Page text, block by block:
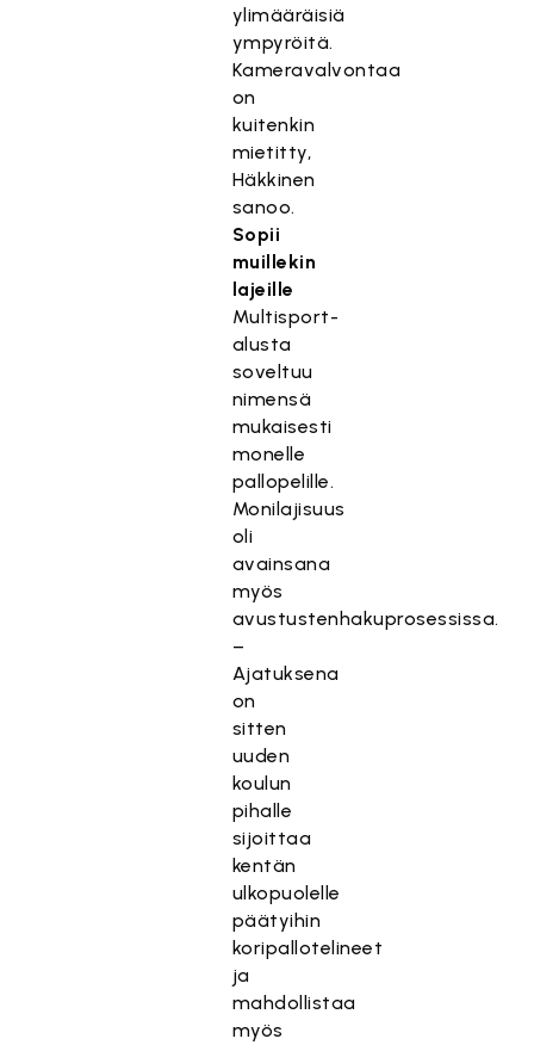
ylimääräisiä
ympyröitä.
Kameravalvontaa
on
kuitenkin
mietitty,
Häkkinen
sanoo.
Sopii
muillekin
lajeille
Multisport-
alusta
soveltuu
nimensä
mukaisesti
monelle
pallopelille.
Monilajisuus
oli
avainsana
myös
avustustenhakuprosessissa.
–
Ajatuksena
on
sitten
uuden
koulun
pihalle
sijoittaa
kentän
ulkopuolelle
päätyihin
koripallotelineet
ja
mahdollistaa
myös